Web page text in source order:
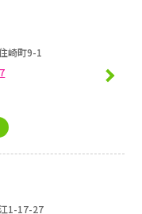
崎町9-1
1-17-27